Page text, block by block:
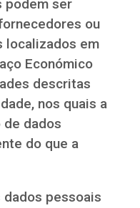
podem ser
ou
localizados em
Económico
descritas
nos quais a
dados
do que a
dados pessoais